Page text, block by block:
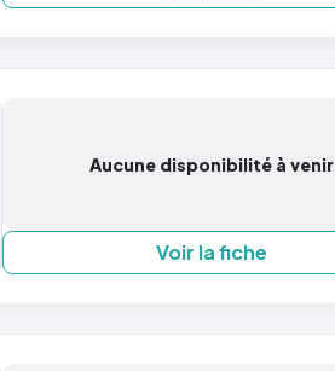
Aucune disponibilité à venir
Voir la fiche